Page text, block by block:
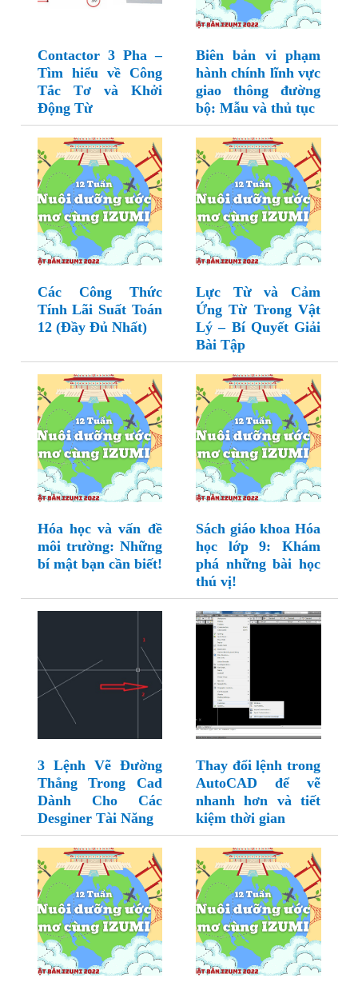
Contactor 3 Pha –
Tìm hiểu về Công
Tắc Tơ và Khởi
Động Từ
Biên bản vi phạm
hành chính lĩnh vực
giao thông đường
bộ: Mẫu và thủ tục
Các Công Thức
Tính Lãi Suất Toán
12 (Đầy Đủ Nhất)
Lực Từ và Cảm
Ứng Từ Trong Vật
Lý – Bí Quyết Giải
Bài Tập
Hóa học và vấn đề
môi trường: Những
bí mật bạn cần biết!
Sách giáo khoa Hóa
học lớp 9: Khám
phá những bài học
thú vị!
3 Lệnh Vẽ Đường
Thẳng Trong Cad
Dành Cho Các
Desginer Tài Năng
Thay đổi lệnh trong
AutoCAD để vẽ
nhanh hơn và tiết
kiệm thời gian